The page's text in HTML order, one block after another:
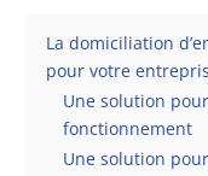
La domiciliation
pour votre
Une solution
fonctionnement
Une solution